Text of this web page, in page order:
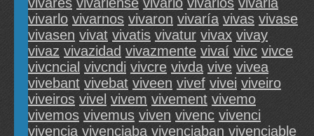
vivarlo vivarnos vivaron vivaría vivas vivase
vivasen vivat vivatis vivatur vivax vivay
vivaz vivazidad vivazmente vivaí vivc vivce
vivcncial vivcndi vivcre vivda vive vivea
vivebant vivebat viveen vivef vivei viveiro
viveiros vivel vivem vivement vivemo
vivemos vivemus viven vivenc vivenci
vivencia vivenciaba vivenciaban vivenciable